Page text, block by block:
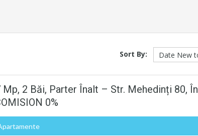
Sort By:
2 Băi, Parter Înalt – Str. Mehedinți 80, În
0%